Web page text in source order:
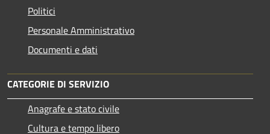
Politici
Personale Amministrativo
Documenti e dati
CATEGORIE DI SERVIZIO
Anagrafe e stato civile
Cultura e tempo libero